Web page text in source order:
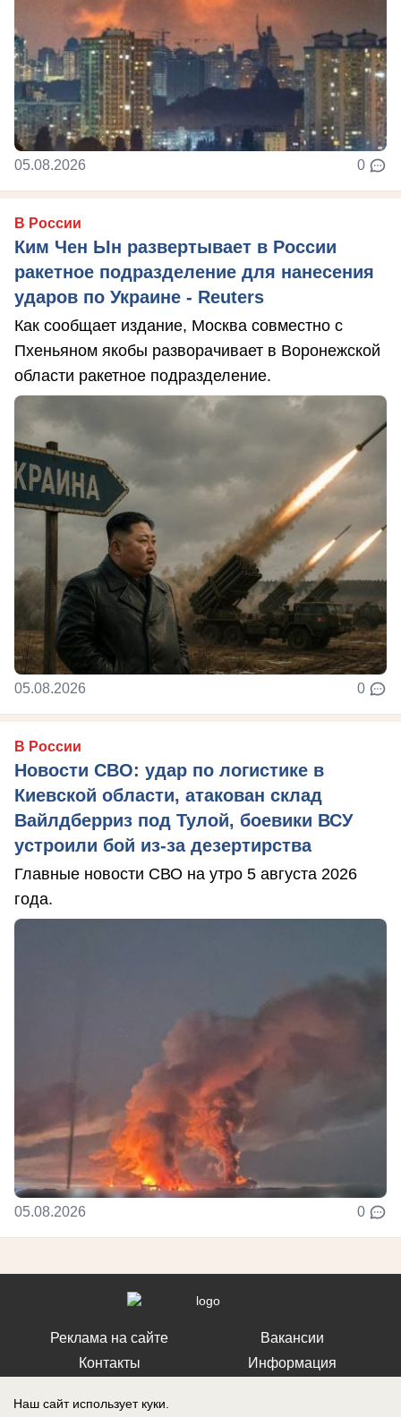
05.08.2026 0
В России
Ким Чен Ын развертывает в России
ракетное подразделение для нанесения
ударов по Украине - Reuters
Как сообщает издание, Москва совместно с
Пхеньяном якобы разворачивает в Воронежской
области ракетное подразделение.
05.08.2026 0
В России
Новости СВО: удар по логистике в
Киевской области, атакован склад
Вайлдберриз под Тулой, боевики ВСУ
устроили бой из-за дезертирства
Главные новости СВО на утро 5 августа 2026
года.
05.08.2026 0
Реклама на сайте
Контакты
Вакансии
Информация
Наш сайт использует куки.